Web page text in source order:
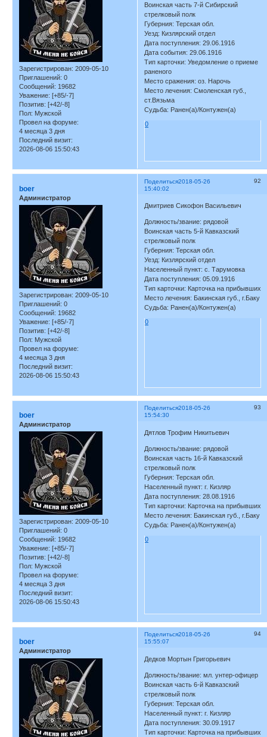
Зарегистрирован: 2009-05-10
Приглашений: 0
Сообщений: 19682
Уважение: [+85/-7]
Позитив: [+42/-8]
Пол: Мужской
Провел на форуме:
4 месяца 3 дня
Последний визит:
2026-08-06 15:50:43
Воинская часть 7-й Сибирский
стрелковый полк
Губерния: Терская обл.
Уезд: Кизлярский отдел
Дата поступления: 29.06.1916
Дата события: 29.06.1916
Тип карточки: Уведомление о приеме
раненого
Место сражения: оз. Нарочь
Место лечения: Смоленская губ.,
ст.Вязьма
Судьба: Ранен(а)/Контужен(а)
0
Поделиться 92
2018-05-26
15:40:02
boer
Администратор
Зарегистрирован: 2009-05-10
Приглашений: 0
Сообщений: 19682
Уважение: [+85/-7]
Позитив: [+42/-8]
Пол: Мужской
Провел на форуме:
4 месяца 3 дня
Последний визит:
2026-08-06 15:50:43
Дмитриев Сикофон Васильевич
Должность/звание: рядовой
Воинская часть 5-й Кавказский
стрелковый полк
Губерния: Терская обл.
Уезд: Кизлярский отдел
Населенный пункт: с. Тарумовка
Дата поступления: 05.09.1916
Тип карточки: Карточка на прибывших
Место лечения: Бакинская губ., г.Баку
Судьба: Ранен(а)/Контужен(а)
0
Поделиться 93
2018-05-26
15:54:30
boer
Администратор
Зарегистрирован: 2009-05-10
Приглашений: 0
Сообщений: 19682
Уважение: [+85/-7]
Позитив: [+42/-8]
Пол: Мужской
Провел на форуме:
4 месяца 3 дня
Последний визит:
2026-08-06 15:50:43
Дятлов Трофим Никитьевич
Должность/звание: рядовой
Воинская часть 16-й Кавказский
стрелковый полк
Губерния: Терская обл.
Населенный пункт: г. Кизляр
Дата поступления: 28.08.1916
Тип карточки: Карточка на прибывших
Место лечения: Бакинская губ., г.Баку
Судьба: Ранен(а)/Контужен(а)
0
Поделиться 94
2018-05-26
15:55:07
boer
Администратор
Дедков Мортын Григорьевич
Должность/звание: мл. унтер-офицер
Воинская часть 6-й Кавказский
стрелковый полк
Губерния: Терская обл.
Населенный пункт: г. Кизляр
Дата поступления: 30.09.1917
Тип карточки: Карточка на прибывших